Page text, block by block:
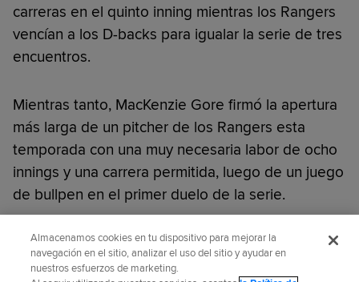
carreras en el quinto inning mientras los Rangers
vencían a los D-backs para igualar la serie de tres
encuentros.
Mientras tanto, MacKenzie Gore firmó la apertura
más larga de un pitcher de los Rangers esta
temporada con una muy necesaria labor de ocho
innings y una carrera permitida, luego de un juego
de bullpen en el primer duelo de la serie.
¿Te gustó este artículo?
Almacenamos cookies en tu dispositivo para mejorar la
navegación en el sitio, analizar el uso del sitio y ayudar en
nuestros esfuerzos de marketing.